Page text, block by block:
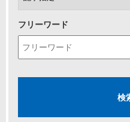
フリーワード